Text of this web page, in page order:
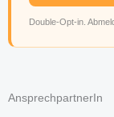
Double-Opt-in.
AnsprechpartnerIn